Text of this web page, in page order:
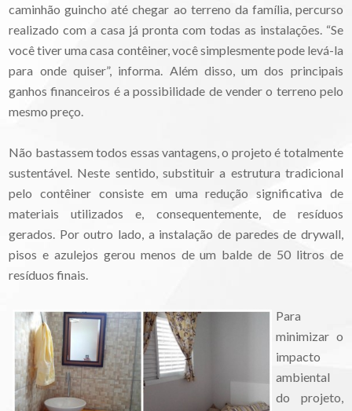
caminhão guincho até chegar ao terreno da família, percurso
realizado com a casa já pronta com todas as instalações. “Se
você tiver uma casa contêiner, você simplesmente pode levá-la
para onde quiser”, informa. Além disso, um dos principais
ganhos financeiros é a possibilidade de vender o terreno pelo
mesmo preço.
Não bastassem todos essas vantagens, o projeto é totalmente
sustentável. Neste sentido, substituir a estrutura tradicional
pelo contêiner consiste em uma redução significativa de
materiais utilizados e, consequentemente, de resíduos
gerados. Por outro lado, a instalação de paredes de drywall,
pisos e azulejos gerou menos de um balde de 50 litros de
resíduos finais.
Para
minimizar o
impacto
ambiental
do projeto,